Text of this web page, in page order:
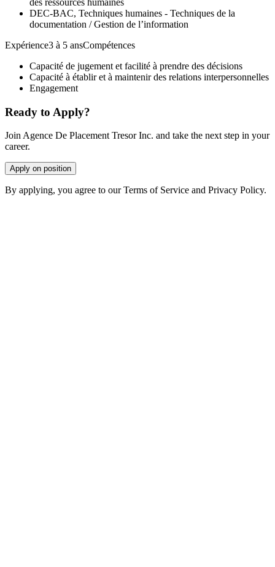
des ressources humaines
DEC-BAC, Techniques humaines - Techniques de la
documentation / Gestion de l’information
Expérience3 à 5 ansCompétences
Capacité de jugement et facilité à prendre des décisions
Capacité à établir et à maintenir des relations interpersonnelles
Engagement
Ready to Apply?
Join Agence De Placement Tresor Inc. and take the next step in your
career.
Apply on position
By applying, you agree to our Terms of Service and Privacy Policy.